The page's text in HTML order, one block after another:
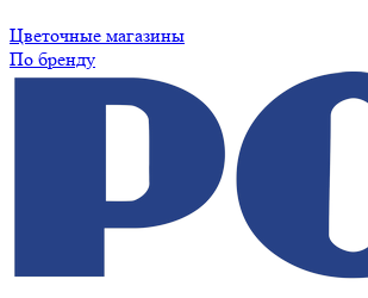
Цветочные магазины
По бренду